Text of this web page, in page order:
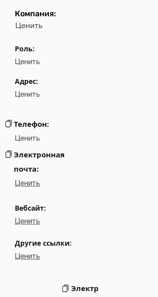
Field
Email
Компания:
Ценить
Роль:
Ценить
Адрес:
Ценить
Телефон:
Ценить
Электронная
почта:
Ценить
Вебсайт:
Ценить
Другие ссылки:
Ценить
Электр